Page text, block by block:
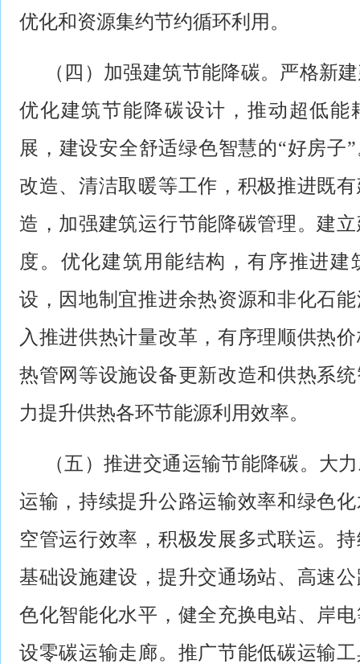
优化和资源集约节约循环利用。
（四）加强建筑节能降碳。严格新
优化建筑节能降碳设计，推动超低能
展，建设安全舒适绿色智慧的“好房子
改造、清洁取暖等工作，积极推进既
造，加强建筑运行节能降碳管理。建
度。优化建筑用能结构，有序推进建
设，因地制宜推进余热资源和非化石
入推进供热计量改革，有序理顺供热
热管网等设施设备更新改造和供热系
力提升供热各环节能源利用效率。
（五）推进交通运输节能降碳。大
运输，持续提升公路运输效率和绿色
空管运行效率，积极发展多式联运。
基础设施建设，提升交通场站、高速
色化智能化水平，健全充换电站、岸
设零碳运输走廊。推广节能低碳运输